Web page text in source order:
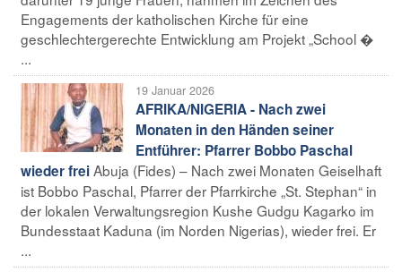
Engagements der katholischen Kirche für eine
geschlechtergerechte Entwicklung am Projekt „School �
...
19 Januar 2026
AFRIKA/NIGERIA - Nach zwei
Monaten in den Händen seiner
Entführer: Pfarrer Bobbo Paschal
wieder freiAbuja (Fides) – Nach zwei Monaten Geiselhaft
ist Bobbo Paschal, Pfarrer der Pfarrkirche „St. Stephan“ in
der lokalen Verwaltungsregion Kushe Gudgu Kagarko im
Bundesstaat Kaduna (im Norden Nigerias), wieder frei. Er
...